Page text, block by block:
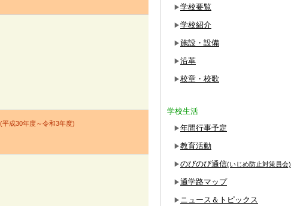
(平成30年度～令和3年度)
▶学校要覧
▶学校紹介
▶施設・設備
▶沿革
▶校章・校歌
学校生活
▶年間行事予定
▶教育活動
▶のびのび通信(いじめ防止対策員会)
▶通学路マップ
▶ ニュース＆トピックス